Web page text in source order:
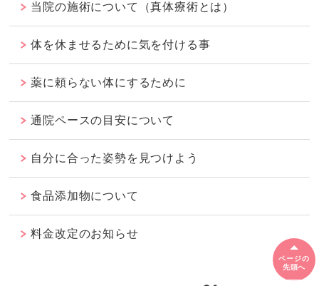
当院の施術について（真体療術とは）
体を休ませるために気を付ける事
薬に頼らない体にするために
通院ペースの目安について
自分に合った姿勢を見つけよう
食品添加物について
料金改定のお知らせ
ページの
先頭へ